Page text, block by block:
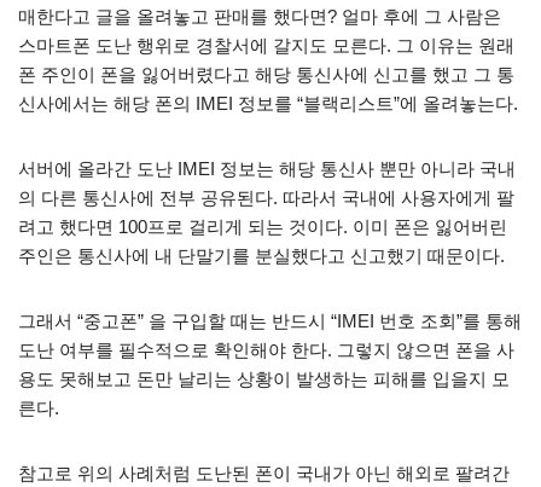
매한다고 글을 올려놓고 판매를 했다면? 얼마 후에 그 사람은
스마트폰 도난 행위로 경찰서에 갈지도 모른다. 그 이유는 원래
폰 주인이 폰을 잃어버렸다고 해당 통신사에 신고를 했고 그 통
신사에서는 해당 폰의 IMEI 정보를 “블랙리스트”에 올려놓는다.
서버에 올라간 도난 IMEI 정보는 해당 통신사 뿐만 아니라 국내
의 다른 통신사에 전부 공유된다. 따라서 국내에 사용자에게 팔
려고 했다면 100프로 걸리게 되는 것이다. 이미 폰은 잃어버린
주인은 통신사에 내 단말기를 분실했다고 신고했기 때문이다.
그래서 “중고폰” 을 구입할 때는 반드시 “IMEI 번호 조회”를 통해
도난 여부를 필수적으로 확인해야 한다. 그렇지 않으면 폰을 사
용도 못해보고 돈만 날리는 상황이 발생하는 피해를 입을지 모
른다.
참고로 위의 사례처럼 도난된 폰이 국내가 아닌 해외로 팔려간